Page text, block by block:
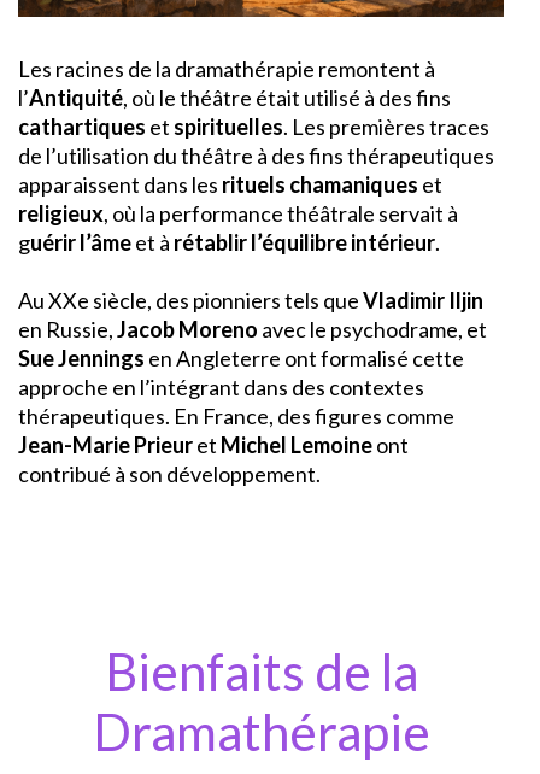
Les racines de la dramathérapie remontent à
l’Antiquité, où le théâtre était utilisé à des fins
cathartiques et spirituelles. Les premières traces
de l’utilisation du théâtre à des fins thérapeutiques
apparaissent dans les rituels chamaniques et
religieux, où la performance théâtrale servait à
guérir l’âmeet à rétablir l’équilibre intérieur.
Au XXe siècle, des pionniers tels queVladimir Iljin
en Russie,Jacob Moreno avec le psychodrame, et
Sue Jennings en Angleterre ont formalisé cette
approche en l’intégrant dans des contextes
thérapeutiques. En France, des figures comme
Jean-Marie Prieuret Michel Lemoineont
contribué à son développement.
Bienfaits de la
Dramathérapie